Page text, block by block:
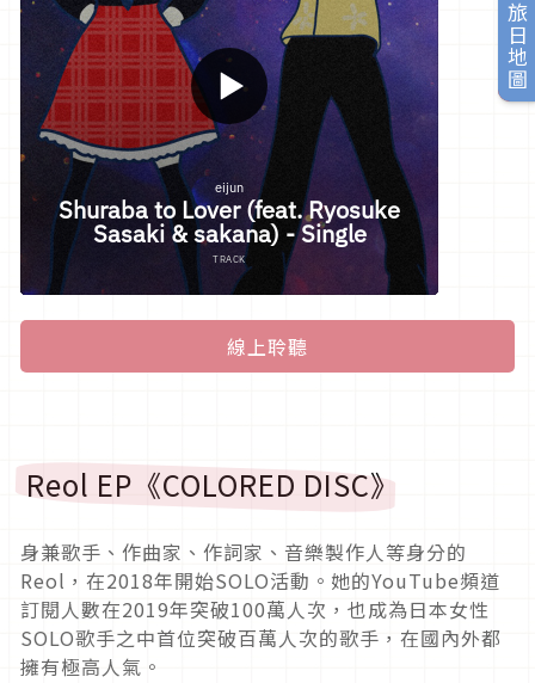
旅日地圖
線上聆聽
Reol EP《COLORED DISC》
身兼歌手、作曲家、作詞家、音樂製作人等身分的
Reol，在2018年開始SOLO活動。她的YouTube頻道
訂閱人數在2019年突破100萬人次，也成為日本女性
SOLO歌手之中首位突破百萬人次的歌手，在國內外都
擁有極高人氣。